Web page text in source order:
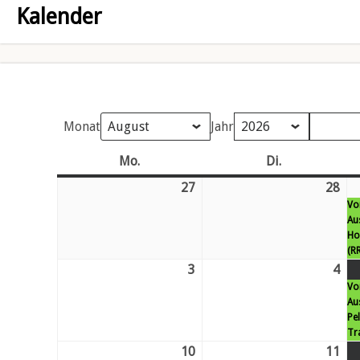
Kalender
Monat Jahr
Mo.Montag Di.
27Mo.
28Di.
28.
Juli
26
3 4Di.
4.
26
10Mo.
11